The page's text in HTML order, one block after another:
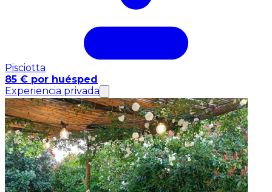
Pisciotta
85 € por huésped
Experiencia privada